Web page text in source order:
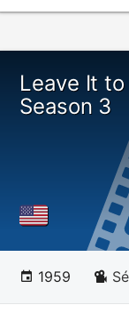
Leave It
Season 3
1959